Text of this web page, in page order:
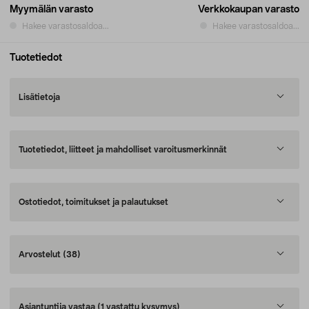
Myymälän varasto
Hakee varastosaldoa...
Verkkokaupan varasto
Hakee varastosaldoa...
Tuotetiedot
Lisätietoja
Tuotetiedot, liitteet ja mahdolliset varoitusmerkinnät
Ostotiedot, toimitukset ja palautukset
Arvostelut (38)
Asiantuntija vastaa (1 vastattu kysymys)